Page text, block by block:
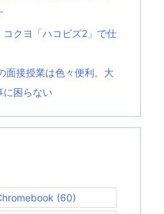
クヨ「ハコビズ2」で仕
面接授業は色々便利。大
に困らない
(60)